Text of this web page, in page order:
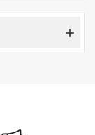
